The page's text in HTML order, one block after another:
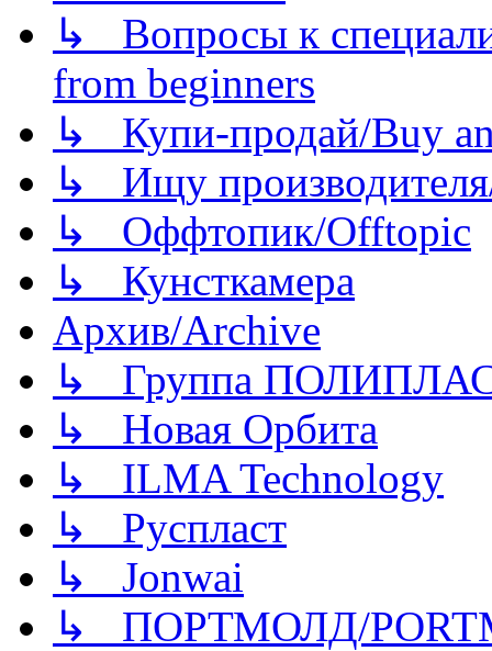
↳ Вопросы к
from beginners
↳ Купи-продай/Buy
↳ Ищу
↳ Оффтопик/Offtopic
↳ Кунсткамера
Архив/Archive
↳ Группа
↳ Новая Орбита
↳ ILMA Technology
↳ Руспласт
↳ Jonwai
↳ ПОРТМОЛД/